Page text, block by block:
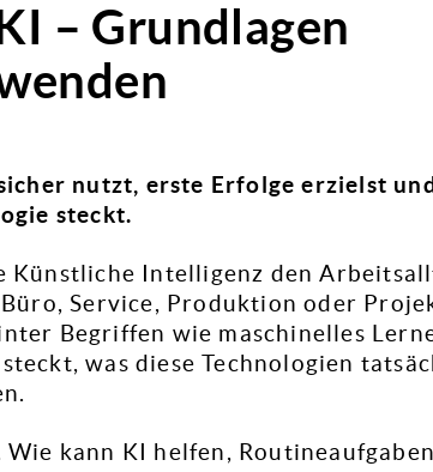
– Grundlagen
nutzt, erste Erfolge erzielst
steckt.
Künstliche Intelligenz den
Service, Produktion oder
Begriffen wie maschinelles
was diese Technologien
kann KI helfen,